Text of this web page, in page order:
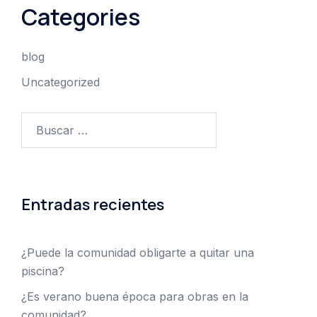
Categories
blog
Uncategorized
Entradas recientes
¿Puede la comunidad obligarte a quitar una
piscina?
¿Es verano buena época para obras en la